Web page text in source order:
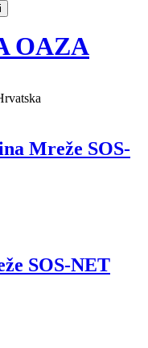
OAZA
Mreže SOS-
SOS-NET